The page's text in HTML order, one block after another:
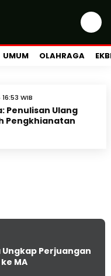
UMUM OLAHRAGA
WIB
Penulisan Ulang
Pengkhianatan
Perjuangan
MA